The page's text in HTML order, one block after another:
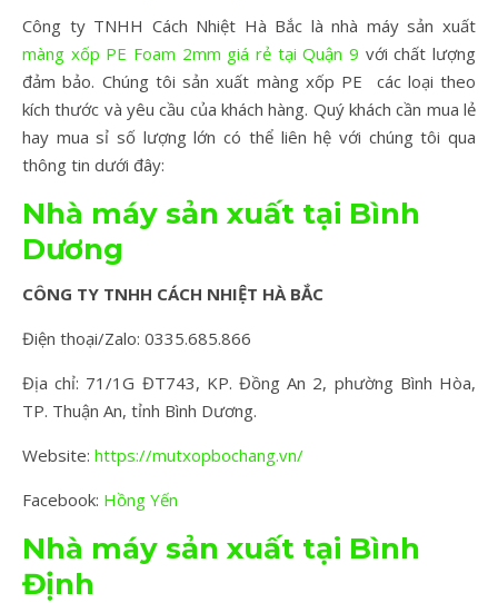
Công ty TNHH Cách Nhiệt Hà Bắc là nhà máy sản xuất
màng xốp PE Foam 2mm giá rẻ tại Quận 9 với chất lượng
đảm bảo. Chúng tôi sản xuất màng xốp PE các loại theo
kích thước và yêu cầu của khách hàng. Quý khách cần mua lẻ
hay mua sỉ số lượng lớn có thể liên hệ với chúng tôi qua
thông tin dưới đây:
Nhà máy sản xuất tại Bình
Dương
CÔNG TY TNHH CÁCH NHIỆT HÀ BẮC
Điện thoại/Zalo: 0335.685.866
Địa chỉ: 71/1G ĐT743, KP. Đồng An 2, phường Bình Hòa,
TP. Thuận An, tỉnh Bình Dương.
Website: https://mutxopbochang.vn/
Facebook: Hồng Yến
Nhà máy sản xuất tại Bình
Định